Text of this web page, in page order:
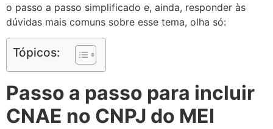
o passo a passo simplificado e, ainda, responder às
dúvidas mais comuns sobre esse tema, olha só:
Tópicos:
Passo a passo para incluir
CNAE no CNPJ do MEI